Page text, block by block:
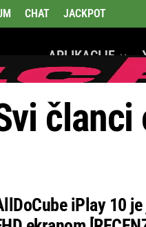
CHAT JACKPOT
GeeK
APLIKACIJE
članci
iPlay 10